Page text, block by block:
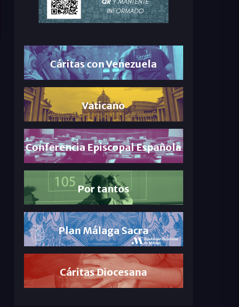
Cáritas con Venezuela
Vaticano
Conferencia Episcopal Española
Por tantos
Plan Málaga Sacra
Cáritas Diocesana